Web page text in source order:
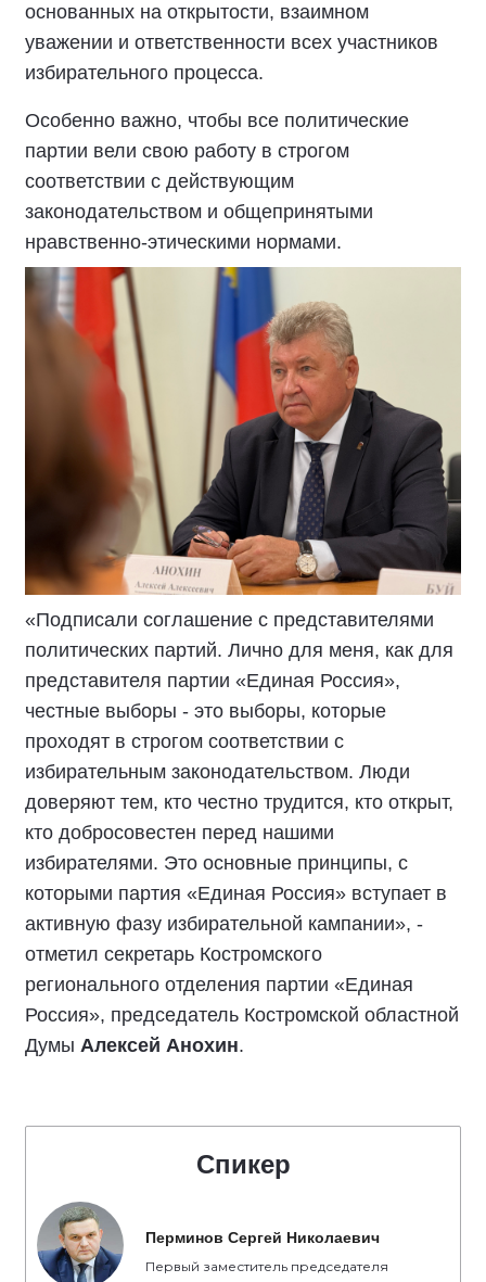
основанных на открытости, взаимном
уважении и ответственности всех участников
избирательного процесса.
Особенно важно, чтобы все политические
партии вели свою работу в строгом
соответствии с действующим
законодательством и общепринятыми
нравственно-этическими нормами.
«Подписали соглашение с представителями
политических партий. Лично для меня, как для
представителя партии «Единая Россия»,
честные выборы - это выборы, которые
проходят в строгом соответствии с
избирательным законодательством. Люди
доверяют тем, кто честно трудится, кто открыт,
кто добросовестен перед нашими
избирателями. Это основные принципы, с
которыми партия «Единая Россия» вступает в
активную фазу избирательной кампании», -
отметил секретарь Костромского
регионального отделения партии «Единая
Россия», председатель Костромской областной
Думы Алексей Анохин.
Спикер
Перминов Сергей Николаевич
Первый заместитель председателя